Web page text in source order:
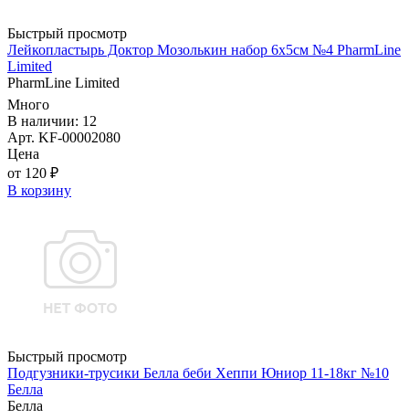
Быстрый просмотр
Лейкопластырь Доктор Мозолькин набор 6х5см №4 PharmLine
Limited
PharmLine Limited
Много
В наличии: 12
Арт. KF-00002080
Цена
от 120 ₽
В корзину
Быстрый просмотр
Подгузники-трусики Белла беби Хеппи Юниор 11-18кг №10
Белла
Белла